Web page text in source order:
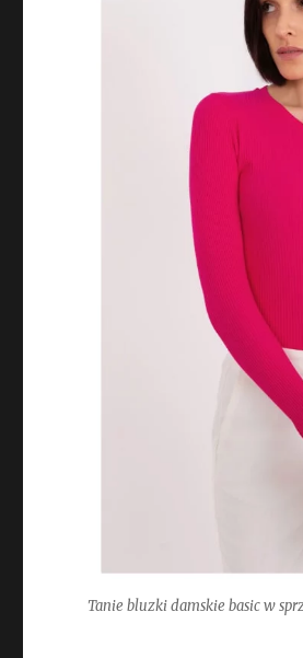
Tanie bluzki damskie basic w